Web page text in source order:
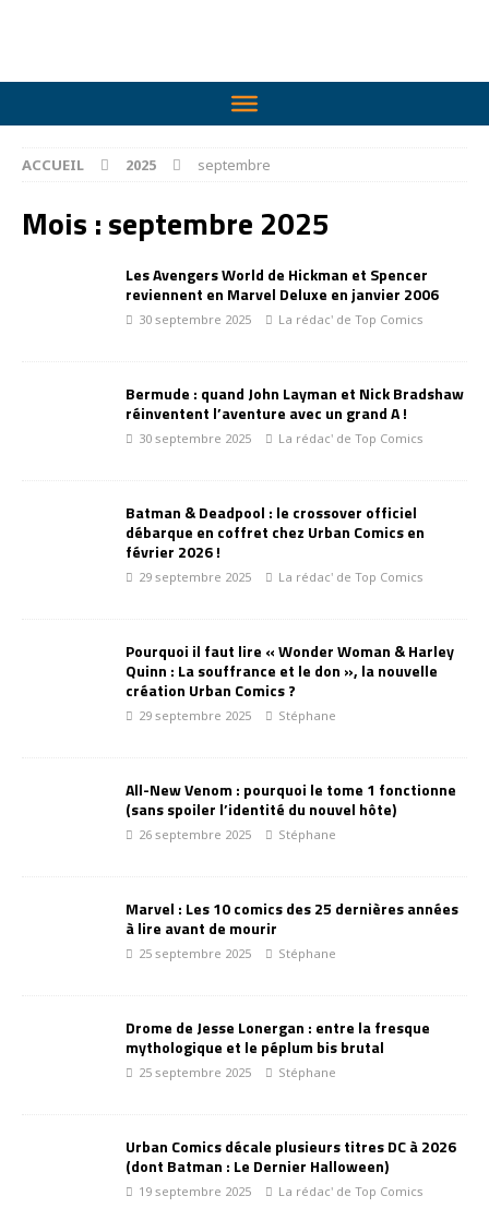
ACCUEIL 2025 septembre
Mois :septembre 2025
Les Avengers World de Hickman et Spencer
reviennent en Marvel Deluxe en janvier 2006
30 septembre 2025 La rédac' de Top Comics
Bermude : quand John Layman et Nick Bradshaw
réinventent l’aventure avec un grand A !
30 septembre 2025 La rédac' de Top Comics
Batman & Deadpool : le crossover officiel
débarque en coffret chez Urban Comics en
février 2026 !
29 septembre 2025 La rédac' de Top Comics
Pourquoi il faut lire « Wonder Woman & Harley
Quinn : La souffrance et le don », la nouvelle
création Urban Comics ?
29 septembre 2025 Stéphane
All-New Venom : pourquoi le tome 1 fonctionne
(sans spoiler l’identité du nouvel hôte)
26 septembre 2025 Stéphane
Marvel : Les 10 comics des 25 dernières années
à lire avant de mourir
25 septembre 2025 Stéphane
Drome de Jesse Lonergan : entre la fresque
mythologique et le péplum bis brutal
25 septembre 2025 Stéphane
Urban Comics décale plusieurs titres DC à 2026
(dont Batman : Le Dernier Halloween)
19 septembre 2025 La rédac' de Top Comics